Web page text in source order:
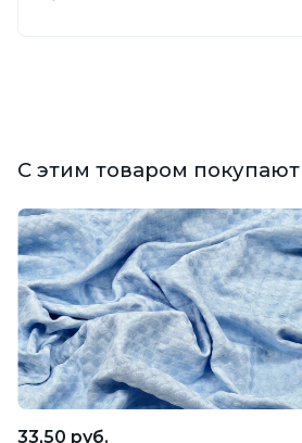
С этим товаром покупают
33,50 руб.